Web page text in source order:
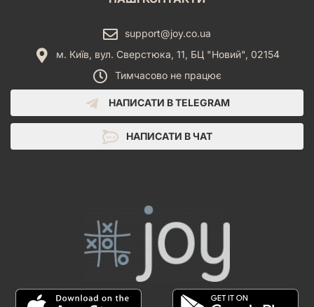
support@joy.co.ua
м. Київ, вул. Сверстюка, 11, БЦ "Новий", 02154
Тимчасово не працює
НАПИСАТИ В TELEGRAM
НАПИСАТИ В ЧАТ